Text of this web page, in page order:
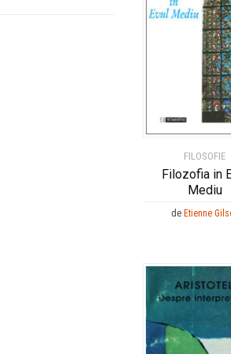
FILOSOFIE
Filozofia in
Mediu
de Etienne